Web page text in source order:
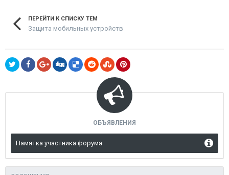
ПЕРЕЙТИ К СПИСКУ ТЕМ
Защита мобильных устройств
ОБЪЯВЛЕНИЯ
Памятка участника форума